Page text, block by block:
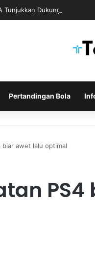
Tunjukkan Dukungan untuk
Pertandingan Bola
awet lalu optimal
PS4